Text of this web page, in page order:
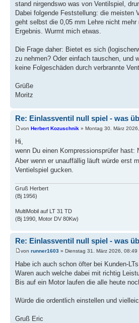
stand nirgendswo was von Ventilspiel,
Dabei folgende Feststellung: die meisten
geht selbst die 0,05 mm Lehre nicht
Ergebnis. Wurmt mich etwas.
Die Frage daher: Bietet es sich
zu nehmen? Oder einfach tauschen, und
keine Folgeschäden durch verbrannte
Grüße
Moritz
Re: Einlassventil null spiel - was
von Herbert Kozuschnik » Montag 30. März
Hi,
wenn Du einen Kompressionsprüfer
Aber wenn er unauffällig läuft würde erst
Ventielspiel gucken.
Gruß Herbert
(Bj 1956)
MultiMobil auf LT 31 TD
(Bj 1990, Motor DV 80Kw)
Re: Einlassventil null spiel - was
von runner1603 » Dienstag 31. März 2026, 08:49
Habe ich auch schon öfter bei Kunden-
Waren auch welche dabei mit richtig
Bis auf ein Motor laufen die alle heute
Würde die ordentlich einstellen und
Gruß Eric